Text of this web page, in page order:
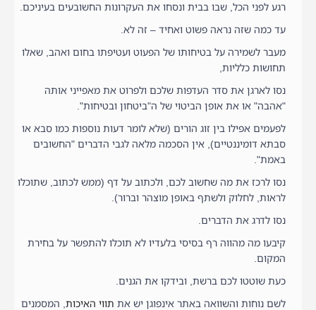
רגע לפני הכל, שבו בבית ונסחו את העקרונות החשובעים בעיניכם.
עד כמה שזה נראה פשוט ואחיד – זה לא.
מעבר לשמירה על בטיחותו של הפעוט ועטיפתו בחום ואהב, שאלו
תחושות כלליות,
נסו לארגן את סדר העדפות שלכם ולפרוט את מאפייני אותה
"אהבה" או את אופן הביטוי של ה"ביטחון ובטיחות".
לפעמים אפילו בין זוג הורים (שלא לומר דעות נוספות כמו סבא או
סבתא דומיננטיים), אין הסכמה מלאה לגבי הדברים "החשובים
באמת".
נסו לרכז את מה שחשוב לכם, ולכתוב על דף (ממש לכתוב, שתוכלו
לראות, לחלוק ולשתף באופן מוצהר וברור).
נסו לדרג את הדברים.
קיבעו מה מהווה רף בסיסי בלעדיו לא תוכלו להתפשר על בחירת
המקום.
כעת שוטטו לכם ברשת, ובידקו את הגנים.
לשם נוחות והשוואה באתר אינפוגן יש את תווי האיכות, המסמנים